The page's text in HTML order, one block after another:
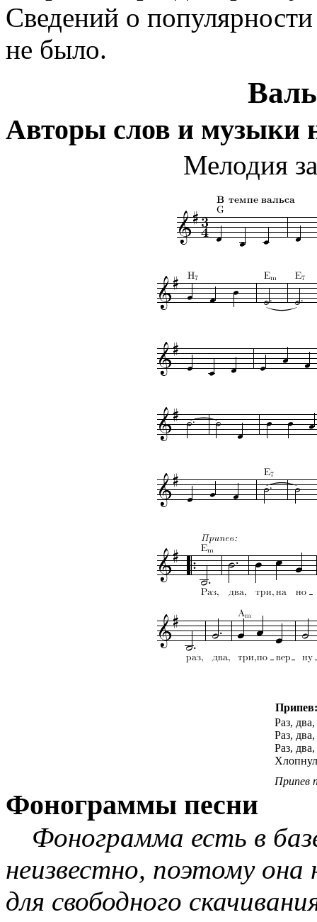
Сведений о
не было.
Авторы слов и музыки
Мелодия
Раз,
Раз,
Раз,
Припев
Фонограммы песни
Фонограмма есть в
неизвестно, поэтому
для свободного